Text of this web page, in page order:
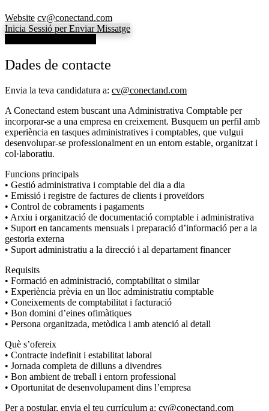
Website cv@conectand.com
Inicia Sessió per Enviar Missatge
Dades de contacte
Envia la teva candidatura a: cv@conectand.com
A Conectand estem buscant una Administrativa Comptable per
incorporar-se a una empresa en creixement. Busquem un perfil amb
experiència en tasques administratives i comptables, que vulgui
desenvolupar-se professionalment en un entorn estable, organitzat i
col·laboratiu.
Funcions principals
• Gestió administrativa i comptable del dia a dia
• Emissió i registre de factures de clients i proveïdors
• Control de cobraments i pagaments
• Arxiu i organització de documentació comptable i administrativa
• Suport en tancaments mensuals i preparació d’informació per a la
gestoria externa
• Suport administratiu a la direcció i al departament financer
Requisits
• Formació en administració, comptabilitat o similar
• Experiència prèvia en un lloc administratiu comptable
• Coneixements de comptabilitat i facturació
• Bon domini d’eines ofimàtiques
• Persona organitzada, metòdica i amb atenció al detall
Què s’ofereix
• Contracte indefinit i estabilitat laboral
• Jornada completa de dilluns a divendres
• Bon ambient de treball i entorn professional
• Oportunitat de desenvolupament dins l’empresa
Per a postular, envia el teu currículum a: cv@conectand.com